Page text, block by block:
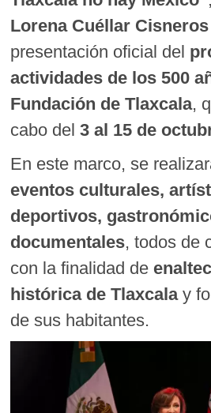
Lorena Cuéllar Cisneros
presentación oficial del
actividades de los 500
Fundación de Tlaxcala,
cabo del3 al 15 de
En este marco, se
eventos culturales,
deportivos,
documentales, todos de
con la finalidad de
histórica de Tlaxcalay
de sus habitantes.